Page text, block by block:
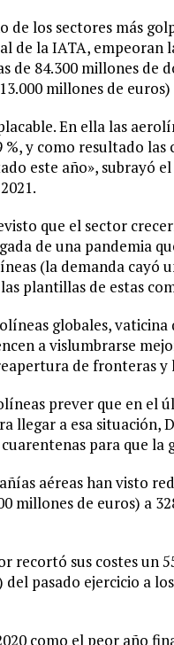
de los sectores más
de la IATA, empeoran
de 84.300 millones de
millones de euros)
En ella las
y como resultado
este año», subrayó
que el sector
de una pandemia
(la demanda cayó
plantillas de estas
globales,
a vislumbrarse
de fronteras y
prever que en el
llegar a esa situación,
para que la
aéreas han visto
millones de euros) a
recortó sus costes un
pasado ejercicio a
como el peor año